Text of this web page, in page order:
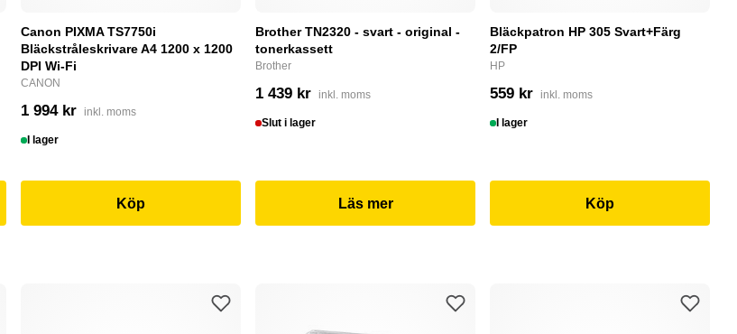
Canon PIXMA TS7750i
Bläckstråleskrivare A4 1200 x 1200
DPI Wi-Fi
CANON
1 994 kr inkl. moms
I lager
Köp
Brother TN2320 - svart - original -
tonerkassett
Brother
1 439 kr inkl. moms
Slut i lager
Läs mer
Bläckpatron HP 305 Svart+Färg
2/FP
HP
559 kr inkl. moms
I lager
Köp